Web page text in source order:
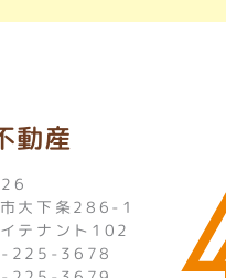
動産
大下条286-1
テナント102
225-3678